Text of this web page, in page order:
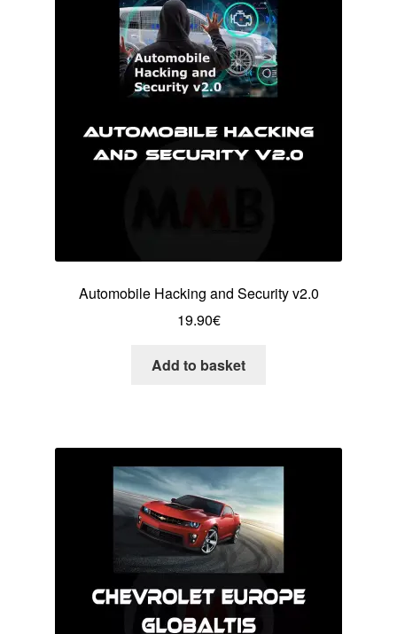
Automobile Hacking and Security v2.0
19.90€
Add to basket